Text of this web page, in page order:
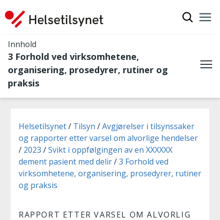
Innhold
3 Forhold ved virksomhetene,
organisering, prosedyrer, rutiner og
praksis
Du er her:
Helsetilsynet Tilsyn
Avgjørelser i tilsynssaker
og rapporter etter varsel om alvorlige hendelser
2023
Svikt i oppfølgingen av en XXXXXX
dement pasient med delir
3 Forhold ved
virksomhetene, organisering, prosedyrer, rutiner
og praksis
RAPPORT ETTER VARSEL OM ALVORLIG